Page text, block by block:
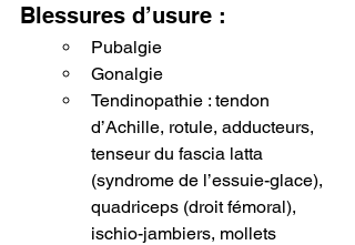
Blessures d’usure :
Pubalgie
Gonalgie
Tendinopathie : tendon
d’Achille, rotule, adducteurs,
tenseur du fascia latta
(syndrome de l’essuie-glace),
quadriceps (droit fémoral),
ischio-jambiers, mollets